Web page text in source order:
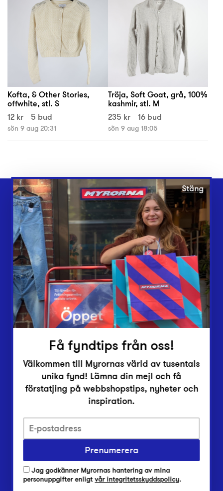
Kofta, & Other Stories,
offwhite, stl. S
12 kr
5 bud
sön 9 aug 20:31
Tröja, Soft Goat, grå, 100%
kashmir, stl. M
235 kr
16 bud
sön 9 aug 18:05
Webbshop
Butiker
Lämna in
Vårt överskott
Inlämningsplatser
Om Myrorna
Lediga jobb
Pressrum
Integritetsskyddspolicy
Har du frågor om onlineköp, leverans eller retur?
Har du frågor om vår verksamhet?
Vanliga frågor om Myrorna
Stäng
Få fyndtips från oss!
Välkommen till Myrornas värld av tusentals
unika fynd! Lämna din mejl och få
förstatjing på webbshopstips, nyheter och
inspiration.
Prenumerera
Jag godkänner Myrornas hantering av mina
personuppgifter enligtvår integritetsskyddspolicy.